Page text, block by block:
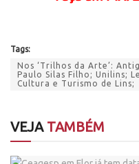
Tags:
Nos ‘Trilhos da Arte’:
Paulo Silas Filho; Unilins;
Cultura e Turismo de Lins;
VEJATAMBÉM